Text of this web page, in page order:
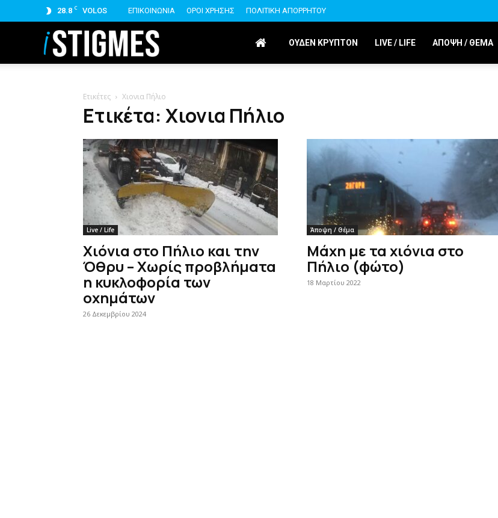
28.8 C VOLOS ΕΠΙΚΟΙΝΩΝΙΑ ΟΡΟΙ ΧΡΗΣΗΣ ΠΟΛΙΤΙΚΗ ΑΠΟΡΡΗΤΟΥ
istigmes ΟΥΔΕΝ ΚΡΥΠΤΟΝ LIVE / LIFE ΑΠΟΨΗ / ΘΕΜΑ
Ετικέτες Χιονια Πήλιο
Ετικέτα: Χιονια Πήλιο
Live / Life
Χιόνια στο Πήλιο και την
Όθρυ – Χωρίς προβλήματα
η κυκλοφορία των
οχημάτων
26 Δεκεμβρίου 2024
Άποψη / Θέμα
Μάχη με τα χιόνια στο
Πήλιο (φώτο)
18 Μαρτίου 2022